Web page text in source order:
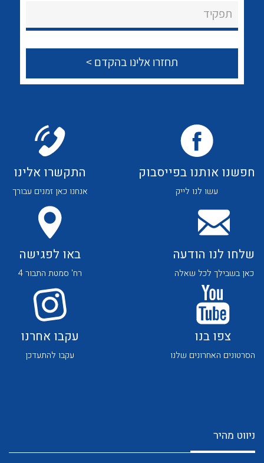
צור קשר
לכל מוצרי היצרן לכל מוצרי היצרן
תפקיד
חפשנו אותנו בפייסבוק
עשו לנו לייק
התקשרו אלינו
אנחנו כאן זמנים עבורך
שלחו לנו הודעה
כאן בשבילך לכל שאלה
באו לפגישה
רח' סמטת התבור 4
צפו בנו
הסרטונים האחרונים שלנו
עקבו אחרנו
עקבו להתעדכן
ניווט מהיר